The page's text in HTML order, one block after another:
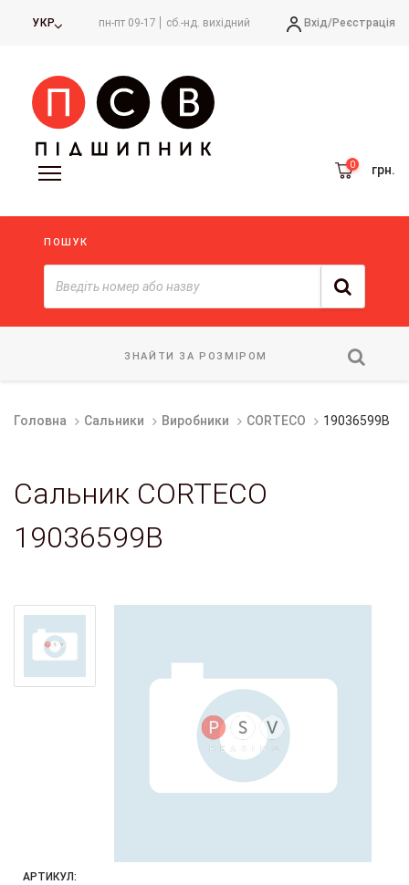
УКР пн-пт 09-17 сб.-нд. вихідний Вхід/Реєстрація
грн.
ПОШУК
ЗНАЙТИ ЗА РОЗМІРОМ
Головна Сальники Виробники CORTECO 19036599B
Сальник CORTECO
19036599B
АРТИКУЛ: